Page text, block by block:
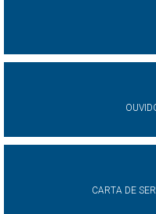
CARTA DE